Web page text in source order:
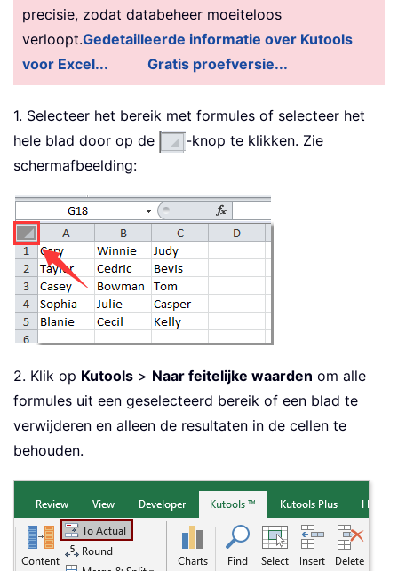
precisie, zodat databeheer moeiteloos
verloopt.Gedetailleerde informatie over Kutools
voor Excel...
Gratis proefversie...
1. Selecteer het bereik met formules of selecteer het
hele blad door op de
-knop te klikken. Zie
schermafbeelding:
2. Klik op Kutools > Naar feitelijke waarden om alle
formules uit een geselecteerd bereik of een blad te
verwijderen en alleen de resultaten in de cellen te
behouden.